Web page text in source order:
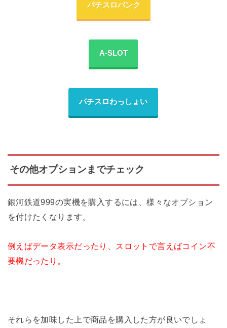
パチスロバンク
A-SLOT
パチスロわっしょい
その他オプションまでチェック
銀河鉄道999の実機を購入するには、様々なオプション
を付けたくなります。
例えばデータ表示だったり、スロットで言えばコイン不
要機だったり。
それらを加味した上で商品を購入した方が良いでしょ